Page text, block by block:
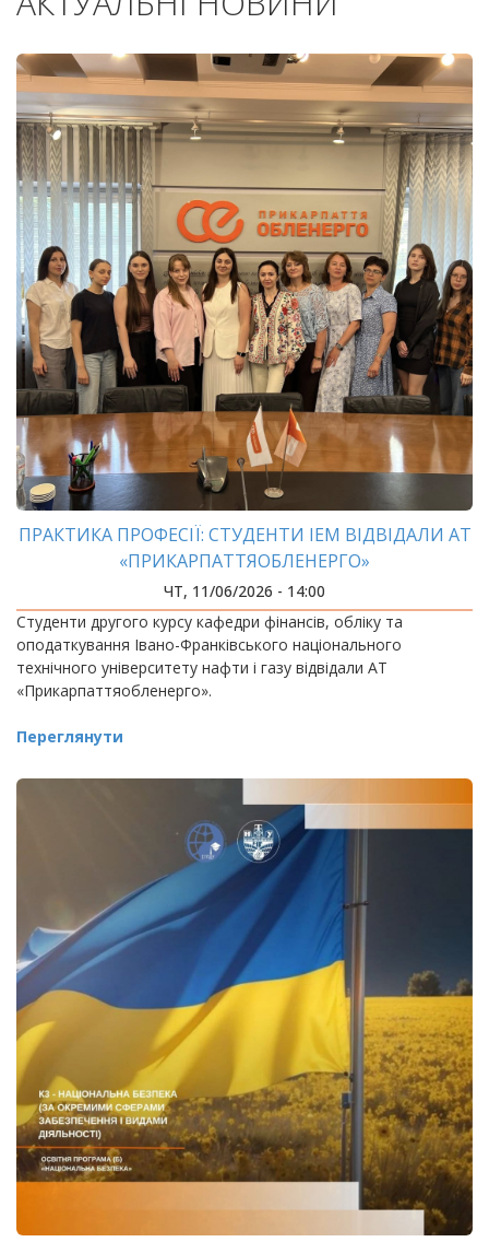
ПРАКТИКА ПРОФЕСІЇ: СТУДЕНТИ ІЕМ ВІДВІДАЛИ АТ
«ПРИКАРПАТТЯОБЛЕНЕРГО»
ЧТ, 11/06/2026 - 14:00
Студенти другого курсу кафедри фінансів, обліку та
оподаткування Івано-Франківського національного
технічного університету нафти і газу відвідали АТ
«Прикарпаттяобленерго».
Переглянути